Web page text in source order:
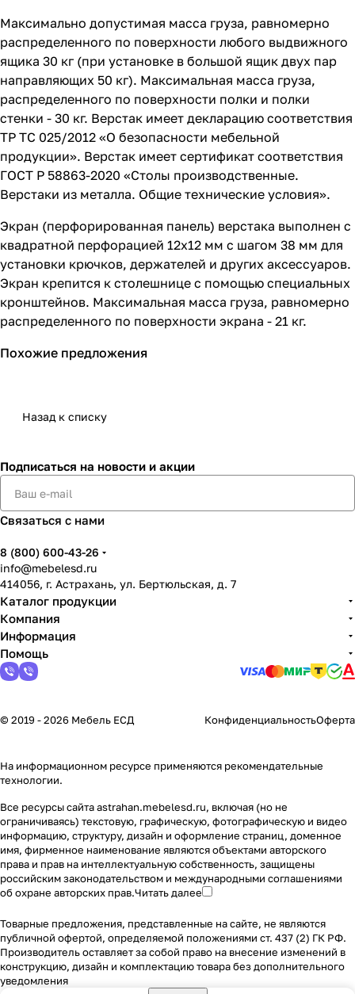
Максимально допустимая масса груза, равномерно
распределенного по поверхности любого выдвижного
ящика 30 кг (при установке в большой ящик двух пар
направляющих 50 кг). Максимальная масса груза,
распределенного по поверхности полки и полки
стенки - 30 кг. Верстак имеет декларацию соответствия
ТР ТС 025/2012 «О безопасности мебельной
продукции». Верстак имеет сертификат соответствия
ГОСТ Р 58863-2020 «Столы производственные.
Верстаки из металла. Общие технические условия».
Экран (перфорированная панель) верстака выполнен с
квадратной перфорацией 12х12 мм с шагом 38 мм для
установки крючков, держателей и других аксессуаров.
Экран крепится к столешнице с помощью специальных
кронштейнов. Максимальная масса груза, равномерно
распределенного по поверхности экрана - 21 кг.
Похожие предложения
Назад к списку
Подписаться на новости и акции
Связаться с нами
8 (800) 600-43-26
info@mebelesd.ru
414056, г. Астрахань, ул. Бертюльская, д. 7
Каталог продукции
Компания
Информация
Помощь
© 2019 - 2026 Мебель ЕСД КонфиденциальностьОферта
На информационном ресурсе применяются рекомендательные
технологии.
Все ресурсы сайта astrahan.mebelesd.ru, включая (но не
ограничиваясь) текстовую, графическую, фотографическую и видео
информацию, структуру, дизайн и оформление страниц, доменное
имя, фирменное наименование являются объектами авторского
права и прав на интеллектуальную собственность, защищены
российским законодательством и международными соглашениями
об охране авторских прав.Читать далее
Товарные предложения, представленные на сайте, не являются
публичной офертой, определяемой положениями ст. 437 (2) ГК РФ.
Производитель оставляет за собой право на внесение изменений в
конструкцию, дизайн и комплектацию товара без дополнительного
уведомления